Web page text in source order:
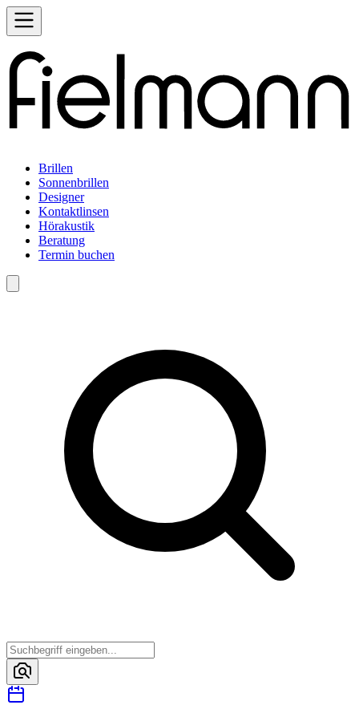
Brillen
Sonnenbrillen
Designer
Kontaktlinsen
Hörakustik
Beratung
Termin buchen